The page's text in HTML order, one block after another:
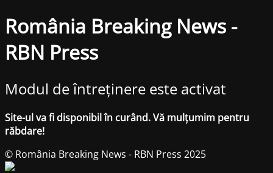
România Breaking News -
RBN Press
Modul de întreținere este activat
Site-ul va fi disponibil în curând. Vă mulțumim pentru
răbdare!
© România Breaking News - RBN Press 2025